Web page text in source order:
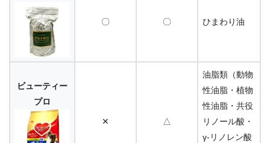
〇 〇 ひまわり油
ビューティー
プロ
✕ △
油脂類（動物
性油脂・植物
性油脂・共役
リノール酸・
γ-リノレン酸